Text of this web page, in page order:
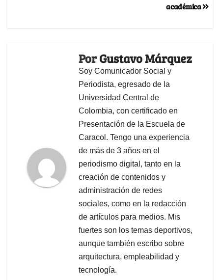
académica
PorGustavo Márquez
Soy Comunicador Social y
Periodista, egresado de la
Universidad Central de
Colombia, con certificado en
Presentación de la Escuela de
Caracol. Tengo una experiencia
de más de 3 años en el
periodismo digital, tanto en la
creación de contenidos y
administración de redes
sociales, como en la redacción
de artículos para medios. Mis
fuertes son los temas deportivos,
aunque también escribo sobre
arquitectura, empleabilidad y
tecnología.